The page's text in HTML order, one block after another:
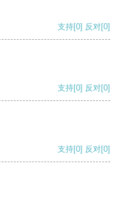
支持[0] 反对[0]
支持[0] 反对[0]
支持[0] 反对[0]